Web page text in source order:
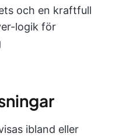
och en kraftfull
logik för
ibland eller